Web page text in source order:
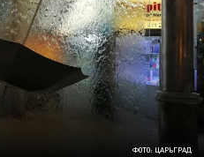
ФОТО: ЦАРЬГРАД